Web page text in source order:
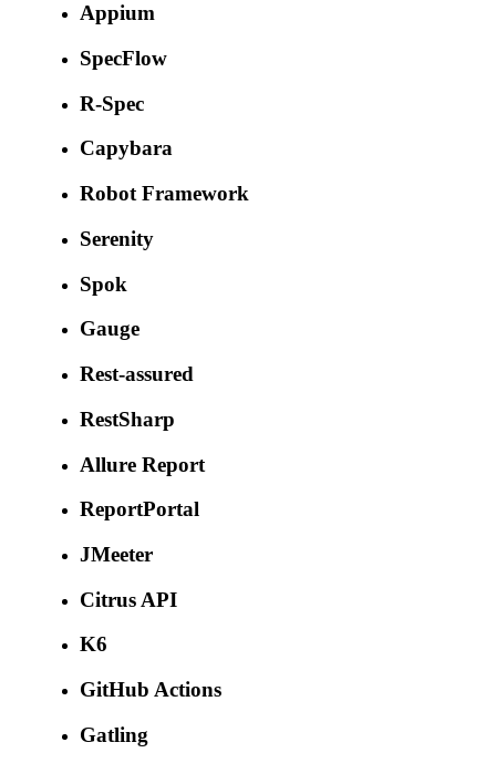
Appium
SpecFlow
R-Spec
Capybara
Robot Framework
Serenity
Spok
Gauge
Rest-assured
RestSharp
Allure Report
ReportPortal
JMeeter
Citrus API
K6
GitHub Actions
Gatling